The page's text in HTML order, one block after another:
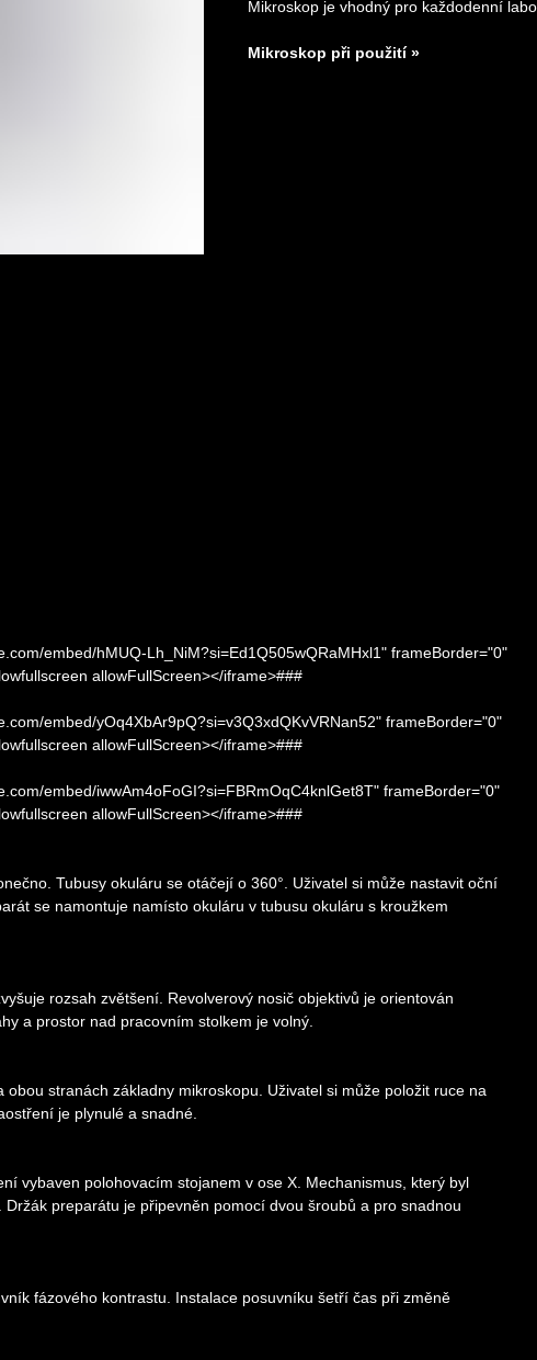
Mikroskop je vhodný pro každodenní
Mikroskop při použití »
embed/hMUQ-Lh_NiM?si=Ed1Q505wQRaMHxl1" frameBorder="0"
allowFullScreen></iframe>###
embed/yOq4XbAr9pQ?si=v3Q3xdQKvVRNan52" frameBorder="0"
allowFullScreen></iframe>###
embed/iwwAm4oFoGI?si=FBRmOqC4knlGet8T" frameBorder="0"
allowFullScreen></iframe>###
Tubusy okuláru se otáčejí o 360°. Uživatel si může nastavit oční
se namontuje namísto okuláru v tubusu okuláru s kroužkem
rozsah zvětšení. Revolverový nosič objektivů je orientován
a prostor nad pracovním stolkem je volný.
stranách základny mikroskopu. Uživatel si může položit ruce na
je plynulé a snadné.
vybaven polohovacím stojanem v ose X. Mechanismus, který byl
preparátu je připevněn pomocí dvou šroubů a pro snadnou
fázového kontrastu. Instalace posuvníku šetří čas při změně